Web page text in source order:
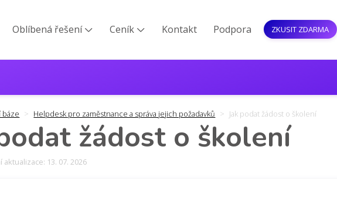
Oblíbená řešení  Ceník  Kontakt Podpora ZKUSIT ZDARMA
báze Helpdesk pro zaměstnance a správa jejich požadavků Jak podat žádost o školení
žádost o školení
13. 07. 2026